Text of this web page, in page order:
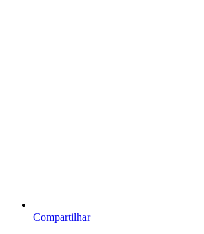
Compartilhar